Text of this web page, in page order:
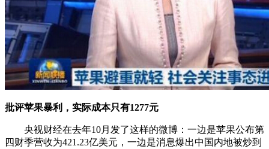
批评苹果暴利，实际成本只有1277元
央视财经在去年10月发了这样的微博：一边是苹果公布第
四财季营收为421.23亿美元，一边是消息爆出中国内地被炒到